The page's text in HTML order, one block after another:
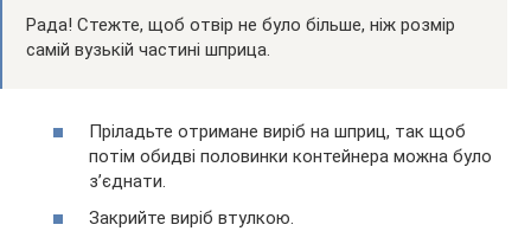
Рада! Стежте, щоб отвір не було більше, ніж розмір
самій вузькій частині шприца.
Пріладьте отримане виріб на шприц, так щоб
потім обидві половинки контейнера можна було
з’єднати.
Закрийте виріб втулкою.